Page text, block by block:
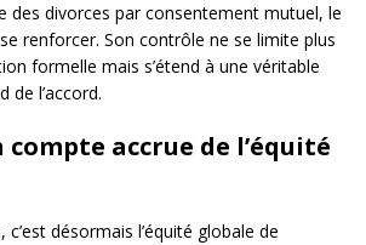
des divorces par consentement mutuel, le
renforcer. Son contrôle ne se limite plus
formelle mais s’étend à une véritable
de l’accord.
compte accrue de l’équité
désormais l’équité globale de